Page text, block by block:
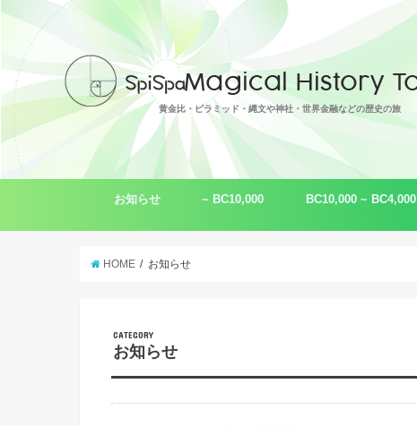
黄金比・ピラミッド・縄文や神社・世界金融などの歴史の旅
お知らせ ~ BC10,000 BC10,000 ~ BC4,000
HOME お知らせ
CATEGORY
お知らせ